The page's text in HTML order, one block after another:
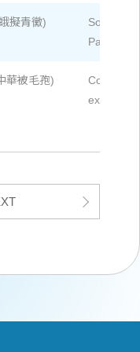
擬青黴)
Solid
華被毛孢)
extract